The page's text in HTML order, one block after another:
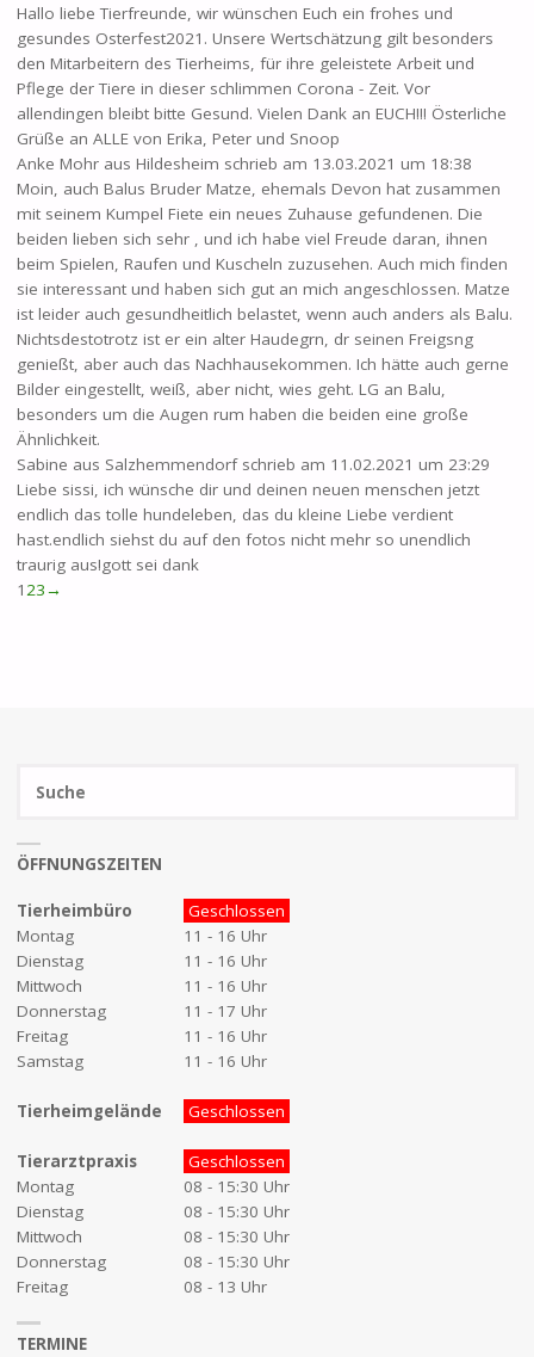
Hallo liebe Tierfreunde, wir wünschen Euch ein frohes und
gesundes Osterfest2021. Unsere Wertschätzung gilt besonders
den Mitarbeitern des Tierheims, für ihre geleistete Arbeit und
Pflege der Tiere in dieser schlimmen Corona - Zeit. Vor
allendingen bleibt bitte Gesund. Vielen Dank an EUCH!!! Österliche
Grüße an ALLE von Erika, Peter und Snoop
Anke Mohr aus Hildesheim schrieb am 13.03.2021 um 18:38
Moin, auch Balus Bruder Matze, ehemals Devon hat zusammen
mit seinem Kumpel Fiete ein neues Zuhause gefundenen. Die
beiden lieben sich sehr , und ich habe viel Freude daran, ihnen
beim Spielen, Raufen und Kuscheln zuzusehen. Auch mich finden
sie interessant und haben sich gut an mich angeschlossen. Matze
ist leider auch gesundheitlich belastet, wenn auch anders als Balu.
Nichtsdestotrotz ist er ein alter Haudegrn, dr seinen Freigsng
genießt, aber auch das Nachhausekommen. Ich hätte auch gerne
Bilder eingestellt, weiß, aber nicht, wies geht. LG an Balu,
besonders um die Augen rum haben die beiden eine große
Ähnlichkeit.
Sabine aus Salzhemmendorf schrieb am 11.02.2021 um 23:29
Liebe sissi, ich wünsche dir und deinen neuen menschen jetzt
endlich das tolle hundeleben, das du kleine Liebe verdient
hast.endlich siehst du auf den fotos nicht mehr so unendlich
traurig aus!gott sei dank
Navigation
123→
ÖFFNUNGSZEITEN
Tierheimbüro
Montag
Dienstag
Mittwoch
Donnerstag
Freitag
Samstag
Geschlossen
11 - 16 Uhr
11 - 16 Uhr
11 - 16 Uhr
11 - 17 Uhr
11 - 16 Uhr
11 - 16 Uhr
Tierheimgelände Geschlossen
Tierarztpraxis
Montag
Dienstag
Mittwoch
Donnerstag
Freitag
Geschlossen
08 - 15:30 Uhr
08 - 15:30 Uhr
08 - 15:30 Uhr
08 - 15:30 Uhr
08 - 13 Uhr
TERMINE